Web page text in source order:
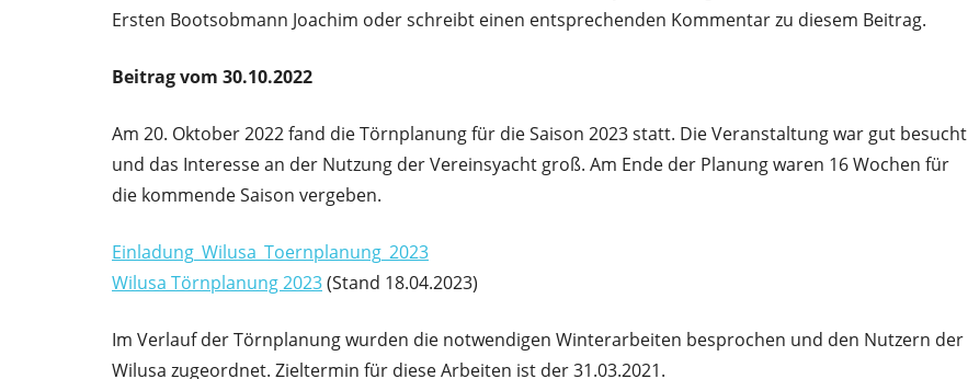
Ersten Bootsobmann Joachim oder schreibt einen entsprechenden Kommentar zu diesem Beitrag.
Beitrag vom 30.10.2022
Am 20. Oktober 2022 fand die Törnplanung für die Saison 2023 statt. Die Veranstaltung war gut besucht
und das Interesse an der Nutzung der Vereinsyacht groß. Am Ende der Planung waren 16 Wochen für
die kommende Saison vergeben.
Einladung_Wilusa_Toernplanung_2023
Wilusa Törnplanung 2023(Stand 18.04.2023)
Im Verlauf der Törnplanung wurden die notwendigen Winterarbeiten besprochen und den Nutzern der
Wilusa zugeordnet. Zieltermin für diese Arbeiten ist der 31.03.2021.